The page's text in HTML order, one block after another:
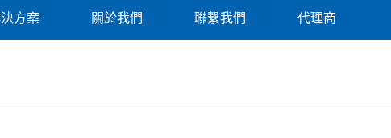
方案 關於我們 聯繫我們 代理商